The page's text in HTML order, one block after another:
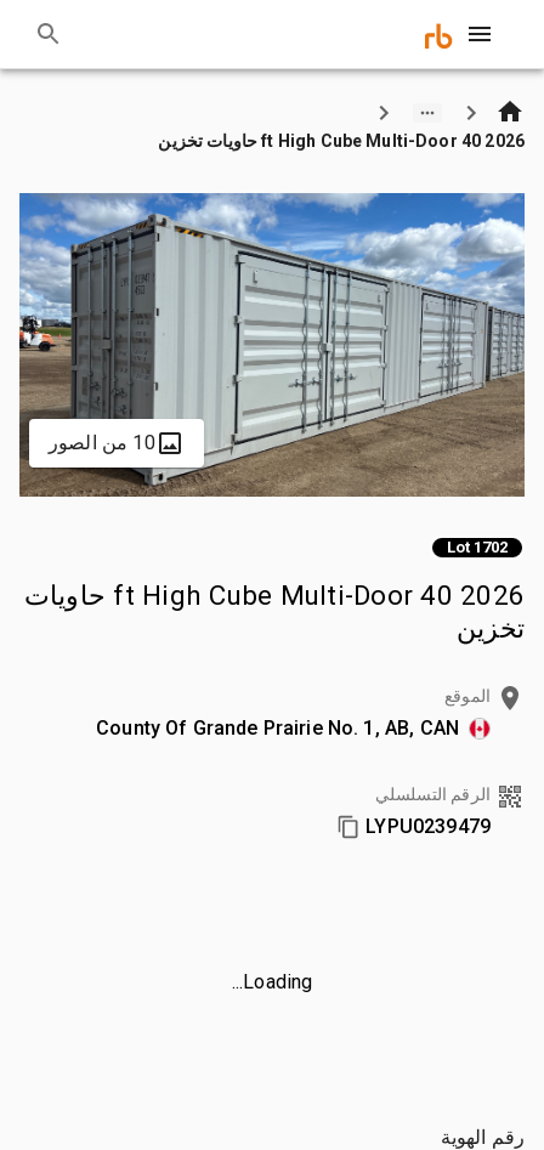
2026 40 ft High Cube Multi-Door حاويات تخزين
10 من الصور
Lot 1702
2026 40 ft High Cube Multi-Door حاويات
تخزين
الموقع
County Of Grande Prairie No. 1, AB, CAN
الرقم التسلسلي
LYPU0239479
Loading...
رقم الهوية